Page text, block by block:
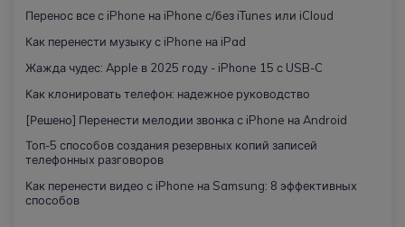
Перенос все с iPhone на iPhone с/без iTunes или iCloud
Как перенести музыку с iPhone на iPad
Жажда чудес: Apple в 2025 году - iPhone 15 с USB-C
Как клонировать телефон: надежное руководство
[Решено] Перенести мелодии звонка с iPhone на Android
Топ-5 способов создания резервных копий записей
телефонных разговоров
Как перенести видео с iPhone на Samsung: 8 эффективных
способов